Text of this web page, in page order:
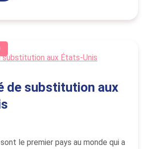
de substitution aux
le premier pays au monde qui a